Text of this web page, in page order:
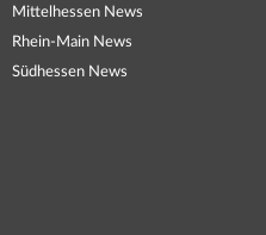
Mittelhessen News
Rhein-Main News
Südhessen News